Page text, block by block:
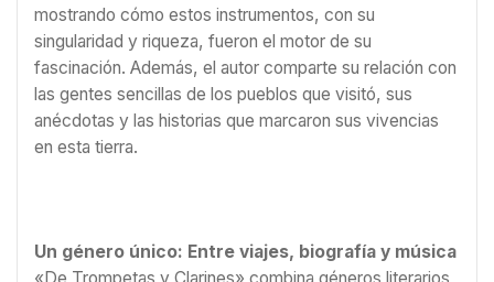
mostrando cómo estos instrumentos, con su
singularidad y riqueza, fueron el motor de su
fascinación. Además, el autor comparte su relación con
las gentes sencillas de los pueblos que visitó, sus
anécdotas y las historias que marcaron sus vivencias
en esta tierra.
Un género único: Entre viajes, biografía y música